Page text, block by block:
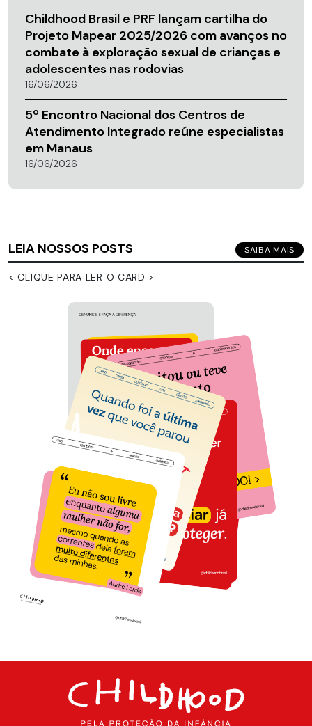
Childhood Brasil e PRF lançam cartilha do
Projeto Mapear 2025/2026 com avanços no
combate à exploração sexual de crianças e
adolescentes nas rodovias
16/06/2026
5º Encontro Nacional dos Centros de
Atendimento Integrado reúne especialistas
em Manaus
16/06/2026
LEIA NOSSOS POSTS SAIBA MAIS
< CLIQUE PARA LER O CARD >